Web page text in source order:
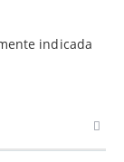
indicada